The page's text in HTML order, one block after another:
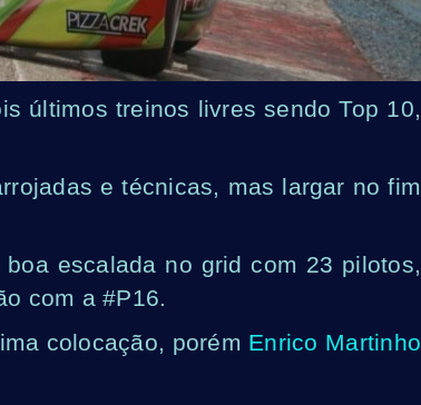
últimos treinos livres sendo Top 10,
e técnicas, mas largar no fim
escalada no grid com 23 pilotos,
com a #P16.
colocação, porém Enrico Martinho